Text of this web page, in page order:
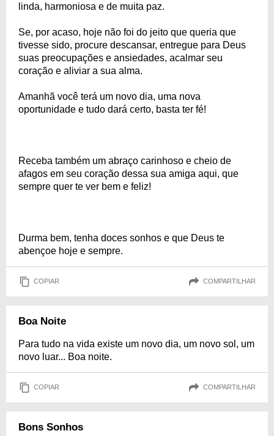
linda, harmoniosa e de muita paz.
Se, por acaso, hoje não foi do jeito que queria que
tivesse sido, procure descansar, entregue para Deus
suas preocupações e ansiedades, acalmar seu
coração e aliviar a sua alma.
Amanhã você terá um novo dia, uma nova
oportunidade e tudo dará certo, basta ter fé!
Receba também um abraço carinhoso e cheio de
afagos em seu coração dessa sua amiga aqui, que
sempre quer te ver bem e feliz!
Durma bem, tenha doces sonhos e que Deus te
abençoe hoje e sempre.
COPIAR COMPARTILHAR
Boa Noite
Para tudo na vida existe um novo dia, um novo sol, um
novo luar... Boa noite.
COPIAR COMPARTILHAR
Bons Sonhos